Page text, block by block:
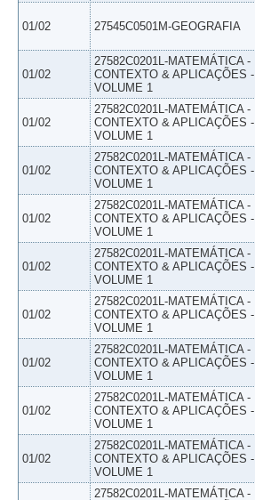
01/02 27545C0501M-GEOGRAFIA
01/02
27582C0201L-MATEMÁTICA -
CONTEXTO & APLICAÇÕES -
VOLUME 1
01/02
27582C0201L-MATEMÁTICA -
CONTEXTO & APLICAÇÕES -
VOLUME 1
01/02
27582C0201L-MATEMÁTICA -
CONTEXTO & APLICAÇÕES -
VOLUME 1
01/02
27582C0201L-MATEMÁTICA -
CONTEXTO & APLICAÇÕES -
VOLUME 1
01/02
27582C0201L-MATEMÁTICA -
CONTEXTO & APLICAÇÕES -
VOLUME 1
01/02
27582C0201L-MATEMÁTICA -
CONTEXTO & APLICAÇÕES -
VOLUME 1
01/02
27582C0201L-MATEMÁTICA -
CONTEXTO & APLICAÇÕES -
VOLUME 1
01/02
27582C0201L-MATEMÁTICA -
CONTEXTO & APLICAÇÕES -
VOLUME 1
01/02
27582C0201L-MATEMÁTICA -
CONTEXTO & APLICAÇÕES -
VOLUME 1
27582C0201L-MATEMÁTICA -